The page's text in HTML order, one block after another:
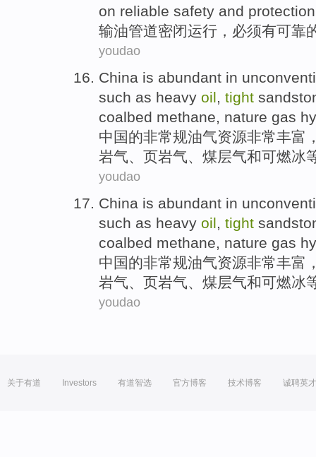
on reliable safety and protection
输油管道密闭运行， 必须有可靠
youdao
China is abundant in
such as heavy oil, tight
coalbed methane, nature gas
中国的非常规油气资源非常丰富
岩气、 页岩气、 煤层气和可燃冰
youdao
China is abundant in
such as heavy oil, tight
coalbed methane, nature gas
中国的非常规油气资源非常丰富
岩气、 页岩气、 煤层气和可燃冰
youdao
关于有道 Investors 有道智选 官方博客 技术博客 诚聘英才